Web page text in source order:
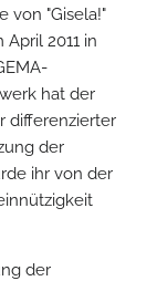
von "Gisela!"
2011 in
hat der
differenzierter
der
ihr von der
der